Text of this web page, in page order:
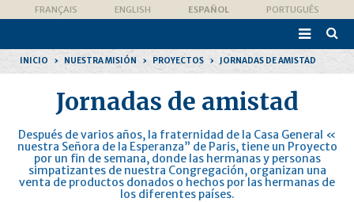
navegación
Herramientas
PersonalesFRANÇAIS ENGLISH ESPAÑOL PORTUGUÊS

INICIO › NUESTRA MISIÓN › PROYECTOS › JORNADAS DE AMISTAD
Jornadas de amistad
Después de varios años, la fraternidad de la Casa General «
nuestra Señora de la Esperanza” de Paris, tiene un Proyecto
por un fin de semana, donde las hermanas y personas
simpatizantes de nuestra Congregación, organizan una
venta de productos donados o hechos por las hermanas de
los diferentes países.